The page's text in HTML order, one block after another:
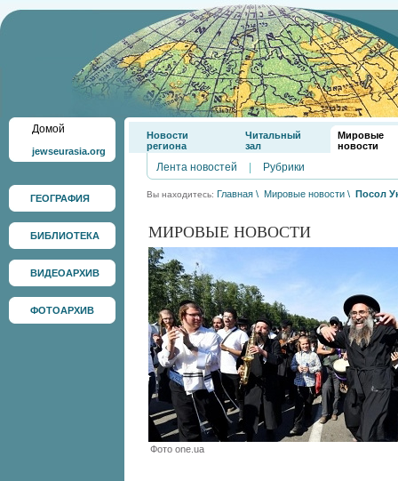
Домой
jewseurasia.org
ГЕОГРАФИЯ
БИБЛИОТЕКА
ВИДЕОАРХИВ
ФОТОАРХИВ
Новости
региона
Читальный
зал
Мировые
новости
Лента новостей Рубрики
Вы находитесь: Главная \ Мировые новости \ Посол
МИРОВЫЕ НОВОСТИ
Фото one.ua